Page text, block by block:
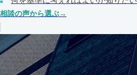
相談の声から選ぶ